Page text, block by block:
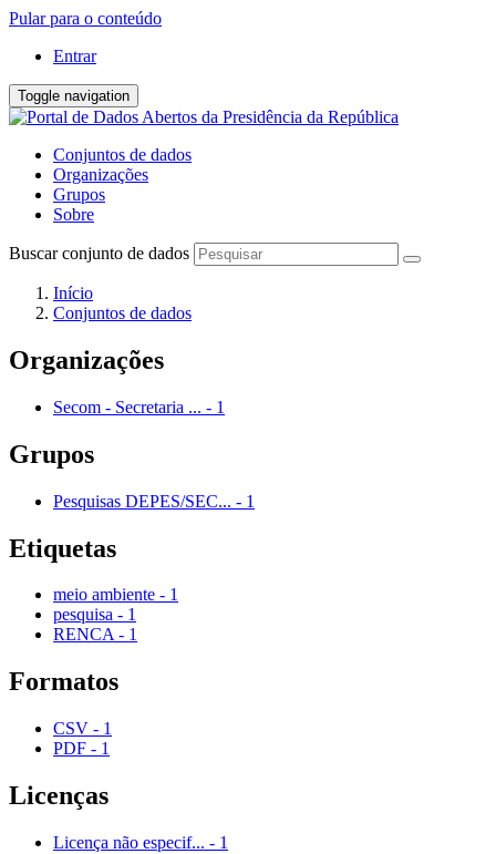
Pular para o conteúdo
Entrar
Toggle navigation
Conjuntos de dados
Organizações
Grupos
Sobre
Buscar conjunto de dados
Início
Conjuntos de dados
Organizações
Secom - Secretaria ... - 1
Grupos
Pesquisas DEPES/SEC... - 1
Etiquetas
meio ambiente - 1
pesquisa - 1
RENCA - 1
Formatos
CSV - 1
PDF - 1
Licenças
Licença não especif... - 1